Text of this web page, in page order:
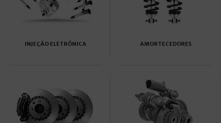
INJEÇÃO ELETRÔNICA AMORTECEDORES